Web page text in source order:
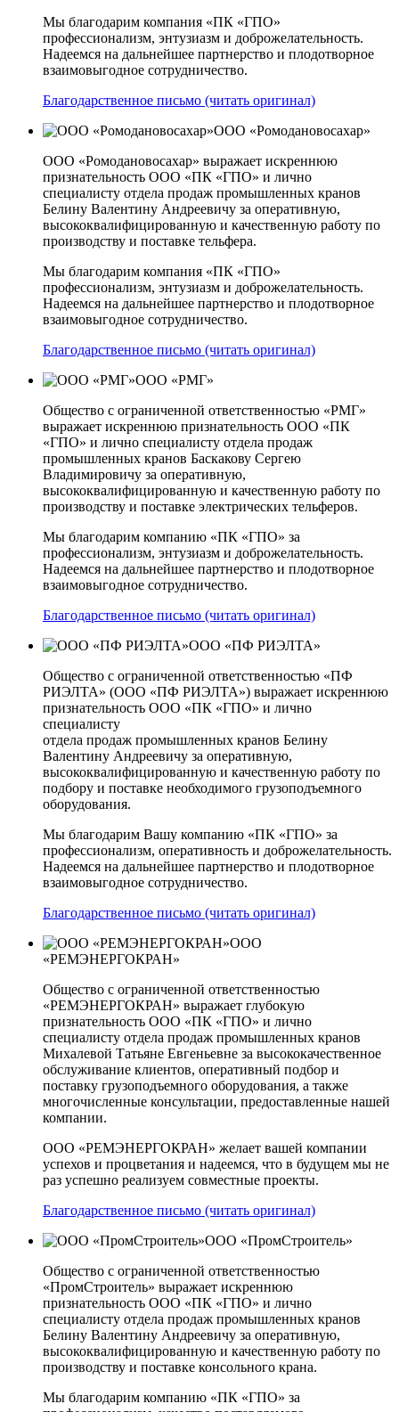
Мы благодарим компания «ПК «ГПО»
профессионализм, энтузиазм и доброжелательность.
Надеемся на дальнейшее партнерство и плодотворное
взаимовыгодное сотрудничество.
Благодарственное письмо (читать оригинал)
ООО «Ромодановосахар»
ООО «Ромодановосахар» выражает искреннюю
признательность ООО «ПК «ГПО» и лично
специалисту отдела продаж промышленных кранов
Белину Валентину Андреевичу за оперативную,
высококвалифицированную и качественную работу по
производству и поставке тельфера.
Мы благодарим компания «ПК «ГПО»
профессионализм, энтузиазм и доброжелательность.
Надеемся на дальнейшее партнерство и плодотворное
взаимовыгодное сотрудничество.
Благодарственное письмо (читать оригинал)
ООО «РМГ»
Общество с ограниченной ответственностью «РМГ»
выражает искреннюю признательность ООО «ПК
«ГПО» и лично специалисту отдела продаж
промышленных кранов Баскакову Сергею
Владимировичу за оперативную,
высококвалифицированную и качественную работу по
производству и поставке электрических тельферов.
Мы благодарим компанию «ПК «ГПО» за
профессионализм, энтузиазм и доброжелательность.
Надеемся на дальнейшее партнерство и плодотворное
взаимовыгодное сотрудничество.
Благодарственное письмо (читать оригинал)
ООО «ПФ РИЭЛТА»
Общество с ограниченной ответственностью «ПФ
РИЭЛТА» (ООО «ПФ РИЭЛТА») выражает искреннюю
признательность ООО «ПК «ГПО» и лично
специалисту
отдела продаж промышленных кранов Белину
Валентину Андреевичу за оперативную,
высококвалифицированную и качественную работу по
подбору и поставке необходимого грузоподъемного
оборудования.
Мы благодарим Вашу компанию «ПК «ГПО» за
профессионализм, оперативность и доброжелательность.
Надеемся на дальнейшее партнерство и плодотворное
взаимовыгодное сотрудничество.
Благодарственное письмо (читать оригинал)
ООО
«РЕМЭНЕРГОКРАН»
Общество с ограниченной ответственностью
«РЕМЭНЕРГОКРАН» выражает глубокую
признательность ООО «ПК «ГПО» и лично
специалисту отдела продаж промышленных кранов
Михалевой Татьяне Евгеньевне за высококачественное
обслуживание клиентов, оперативный подбор и
поставку грузоподъемного оборудования, а также
многочисленные консультации, предоставленные нашей
компании.
ООО «РЕМЭНЕРГОКРАН» желает вашей компании
успехов и процветания и надеемся, что в будущем мы не
раз успешно реализуем совместные проекты.
Благодарственное письмо (читать оригинал)
ООО «ПромСтроитель»
Общество с ограниченной ответственностью
«ПромСтроитель» выражает искреннюю
признательность ООО «ПК «ГПО» и лично
специалисту отдела продаж промышленных кранов
Белину Валентину Андреевичу за оперативную,
высококвалифицированную и качественную работу по
производству и поставке консольного крана.
Мы благодарим компанию «ПК «ГПО» за